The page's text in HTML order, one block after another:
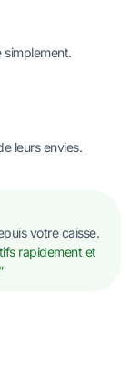
simplement.
leurs envies.
votre caisse.
rapidement et